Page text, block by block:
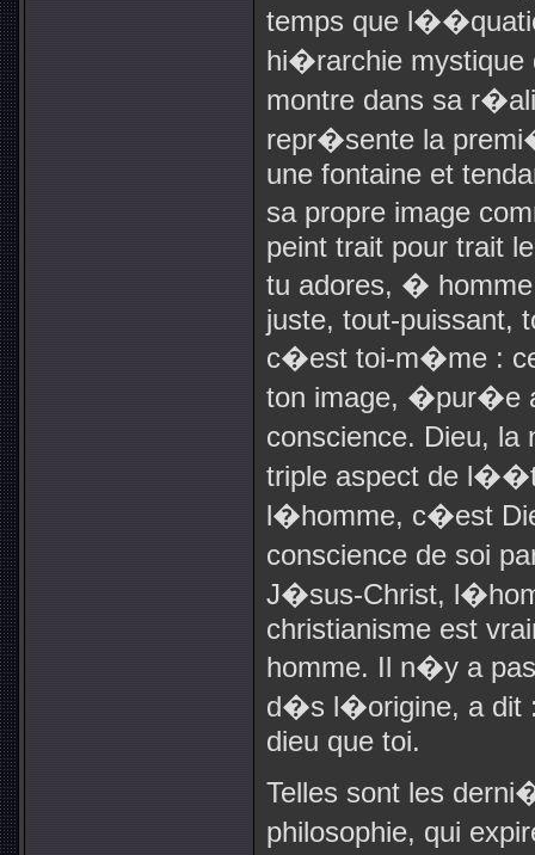
temps que
hi�rarchie mystique
montre dans sa
repr�sente la
une fontaine et
sa propre image
peint trait pour trait
tu adores, �
juste, tout-puissant,
c�est toi-m�me :
ton image, �pur�e
conscience. Dieu,
triple aspect de
l�homme, c�est
conscience de soi
J�sus-Christ,
christianisme est
homme. Il n�y a
d�s l�origine, a dit
dieu que toi.
Telles sont les
philosophie, qui